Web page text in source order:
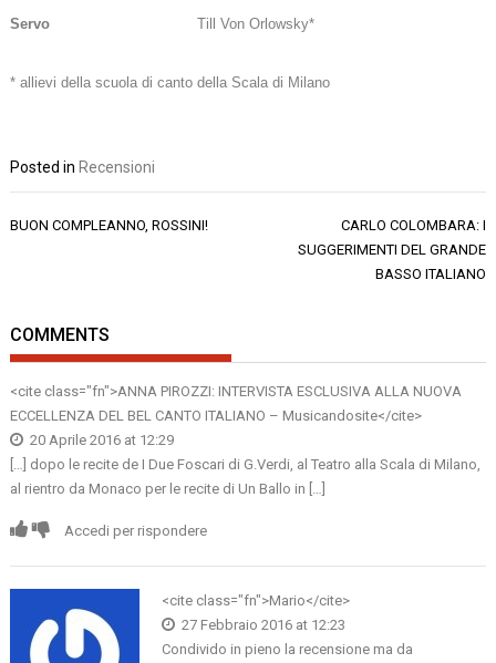
Servo Till Von Orlowsky*
*allievi dellascuoladi canto della Scala di Milano
Posted inRecensioni
Navigazione
BUON COMPLEANNO, ROSSINI!
CARLO COLOMBARA: I
SUGGERIMENTI DEL GRANDE
BASSO ITALIANO
COMMENTS
<cite class="fn">ANNA PIROZZI: INTERVISTA ESCLUSIVA ALLA NUOVA
ECCELLENZA DEL BEL CANTO ITALIANO – Musicandosite</cite>
20 Aprile 2016 at 12:29
[…] dopo le recite de I Due Foscari di G.Verdi, al Teatro alla Scala di Milano,
al rientro da Monaco per le recite di Un Ballo in […]
Accedi per rispondere
<cite class="fn">Mario</cite>
27 Febbraio 2016 at 12:23
Condivido in pieno la recensione ma da